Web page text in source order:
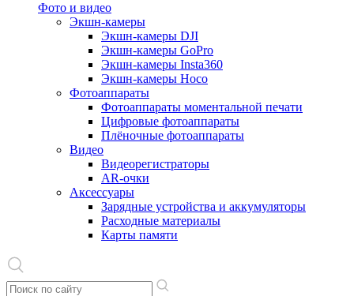
Фото и видео
Экшн-камеры
Экшн-камеры DJI
Экшн-камеры GoPro
Экшн-камеры Insta360
Экшн-камеры Hoco
Фотоаппараты
Фотоаппараты моментальной печати
Цифровые фотоаппараты
Плёночные фотоаппараты
Видео
Видеорегистраторы
AR-очки
Аксессуары
Зарядные устройства и аккумуляторы
Расходные материалы
Карты памяти